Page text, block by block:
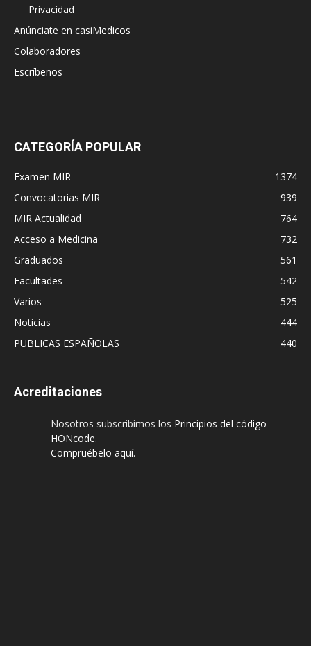
Privacidad
Anúnciate en casiMedicos
Colaboradores
Escríbenos
CATEGORÍA POPULAR
Examen MIR
1374
Convocatorias MIR
939
MIR Actualidad
764
Acceso a Medicina
732
Graduados
561
Facultades
542
Varios
525
Noticias
444
PUBLICAS ESPAÑOLAS
440
Acreditaciones
Nosotros subscribimos los Principios del código
HONcode.
Compruébelo aquí.